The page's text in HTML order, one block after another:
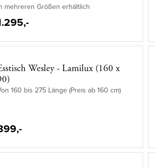
mehreren Größen erhältlich
Wesley - Lamilux (160 x
160 bis 275 Länge (Preis ab 160 cm)